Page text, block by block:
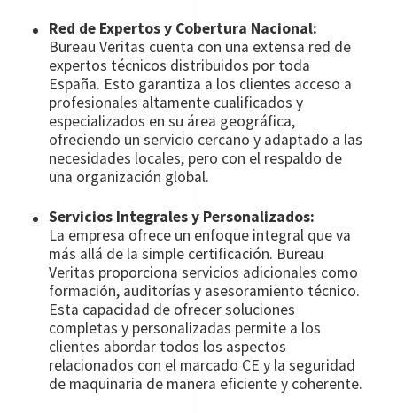
Red de Expertos y Cobertura Nacional:
Bureau Veritas cuenta con una extensa red de
expertos técnicos distribuidos por toda
España. Esto garantiza a los clientes acceso a
profesionales altamente cualificados y
especializados en su área geográfica,
ofreciendo un servicio cercano y adaptado a las
necesidades locales, pero con el respaldo de
una organización global.
Servicios Integrales y Personalizados:
La empresa ofrece un enfoque integral que va
más allá de la simple certificación. Bureau
Veritas proporciona servicios adicionales como
formación, auditorías y asesoramiento técnico.
Esta capacidad de ofrecer soluciones
completas y personalizadas permite a los
clientes abordar todos los aspectos
relacionados con el marcado CE y la seguridad
de maquinaria de manera eficiente y coherente.